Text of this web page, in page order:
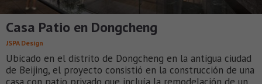
Casa Patio en Dongcheng
JSPA Design
Ubicado en el distrito de Dongcheng en la antigua ciudad
de Beijing, el proyecto consistió en la construcción de una